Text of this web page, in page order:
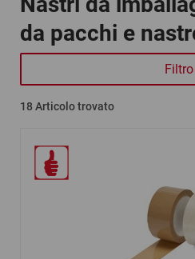
da pacchi e
Filtro
18 Articolo trovato